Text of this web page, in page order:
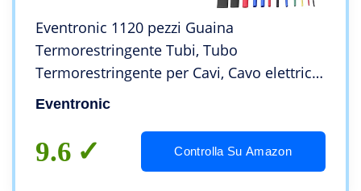
Eventronic 1120 pezzi Guaina
Termorestringente Tubi, Tubo
Termorestringente per Cavi, Cavo elettrico,
Tubo Termoretraibile, Kit Tubo
12 Taglia
Eventronic
9.6 Controlla Su Amazon